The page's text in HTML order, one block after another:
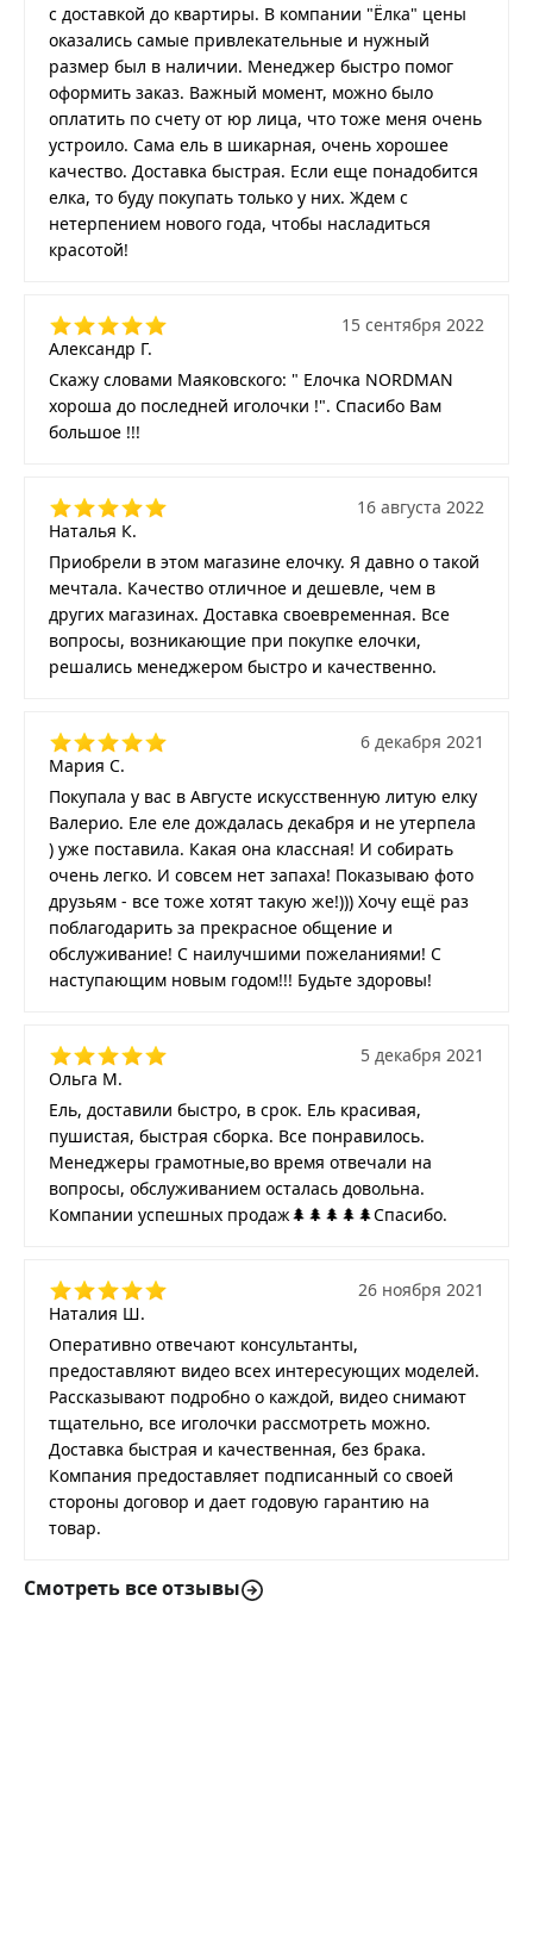
с доставкой до квартиры. В компании "Ёлка" цены
оказались самые привлекательные и нужный
размер был в наличии. Менеджер быстро помог
оформить заказ. Важный момент, можно было
оплатить по счету от юр лица, что тоже меня очень
устроило. Сама ель в шикарная, очень хорошее
качество. Доставка быстрая. Если еще понадобится
елка, то буду покупать только у них. Ждем с
нетерпением нового года, чтобы насладиться
красотой!
Александр Г.
15 сентября 2022
Скажу словами Маяковского: " Елочка NORDMAN
хороша до последней иголочки !". Спасибо Вам
большое !!!
Наталья К.
16 августа 2022
Приобрели в этом магазине елочку. Я давно о такой
мечтала. Качество отличное и дешевле, чем в
других магазинах. Доставка своевременная. Все
вопросы, возникающие при покупке елочки,
решались менеджером быстро и качественно.
Мария С.
6 декабря 2021
Покупала у вас в Августе искусственную литую елку
Валерио. Еле еле дождалась декабря и не утерпела
) уже поставила. Какая она классная! И собирать
очень легко. И совсем нет запаха! Показываю фото
друзьям - все тоже хотят такую же!))) Хочу ещё раз
поблагодарить за прекрасное общение и
обслуживание! С наилучшими пожеланиями! С
наступающим новым годом!!! Будьте здоровы!
Ольга М.
5 декабря 2021
Ель, доставили быстро, в срок. Ель красивая,
пушистая, быстрая сборка. Все понравилось.
Менеджеры грамотные,во время отвечали на
вопросы, обслуживанием осталась довольна.
Компании успешных продаж🌲🌲🌲🌲🌲Спасибо.
Наталия Ш.
26 ноября 2021
Оперативно отвечают консультанты,
предоставляют видео всех интересующих моделей.
Рассказывают подробно о каждой, видео снимают
тщательно, все иголочки рассмотреть можно.
Доставка быстрая и качественная, без брака.
Компания предоставляет подписанный со своей
стороны договор и дает годовую гарантию на
товар.
Смотреть все отзывы